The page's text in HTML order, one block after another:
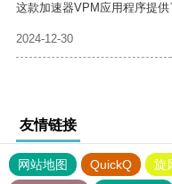
这款加速器VPM应用程序提供
2024-12-30
友情链接
网站地图 QuickQ 旋